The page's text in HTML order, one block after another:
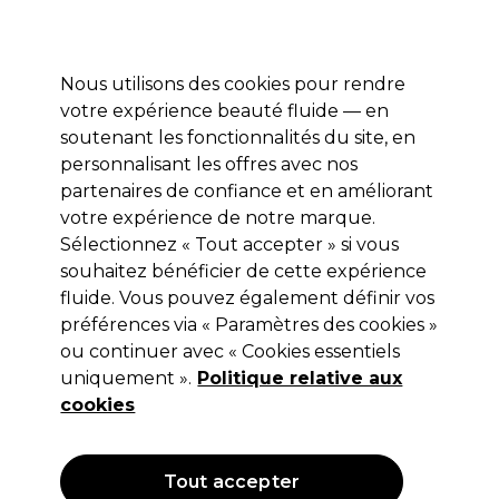
Se connecter
Marques Bons plans Coiffure Electro et Matériel
Marques Redken
Redken
Découvrez notre gamme de produits Redken comprenant
un large éventail desoins capillaires et de coiffage
shampooings, après-shampooings, colorations capillaires
Redken et bien plus. Cette gamme de soins capillaires,
correction de couleur et dans la réparation des cheveux
fortement abîmés. Elle propose des soins de coloration
Nous utilisons des cookies pour rendre
votre expérience beauté fluide — en
soutenant les fonctionnalités du site, en
personnalisant les offres avec nos
partenaires de confiance et en améliorant
votre expérience de notre marque.
Sélectionnez « Tout accepter » si vous
souhaitez bénéficier de cette expérience
fluide. Vous pouvez également définir vos
préférences via « Paramètres des cookies »
ou continuer avec « Cookies essentiels
uniquement ». Politique relative aux
cookies
Tout accepter